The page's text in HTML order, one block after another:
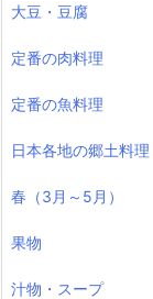
大豆・豆腐
定番の肉料理
定番の魚料理
日本各地の郷土料理
春（3月～5月）
果物
汁物・スープ